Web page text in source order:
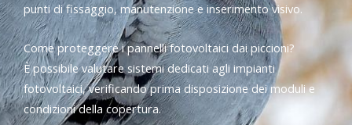
punti di fissaggio, manutenzione e inserimento visivo.
Come proteggere i pannelli fotovoltaici dai piccioni?
È possibile valutare sistemi dedicati agli impianti
fotovoltaici, verificando prima disposizione dei moduli e
condizioni della copertura.